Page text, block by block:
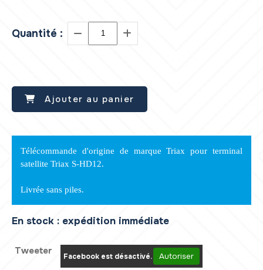
Quantité :
Ajouter au panier
Télécommande d'origine de marque Triax pour terminal
satellite Triax S-HD12.
Livrée sans piles.
En stock : expédition immédiate
Tweeter Facebook est désactivé. Autoriser